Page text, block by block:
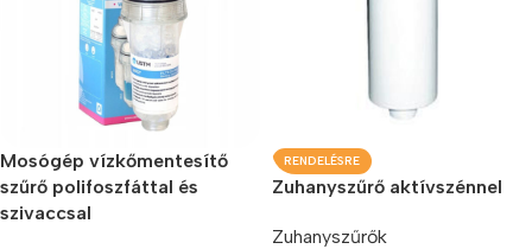
Mosógép vízkőmentesítő
szűrő polifoszfáttal és
szivaccsal
RENDELÉSRE
Zuhanyszűrő aktívszénnel
Zuhanyszűrők